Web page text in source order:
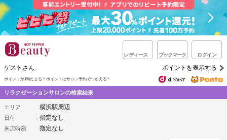
レディース ブックマーク ログイン
ゲストさん ポイントを表示する
ポイントが1%たまる！ ポイントはサロン予約でつかえる！
リラクゼーションサロンの検索結果
エリア 横浜駅周辺
日付 指定なし
来店時刻 指定なし